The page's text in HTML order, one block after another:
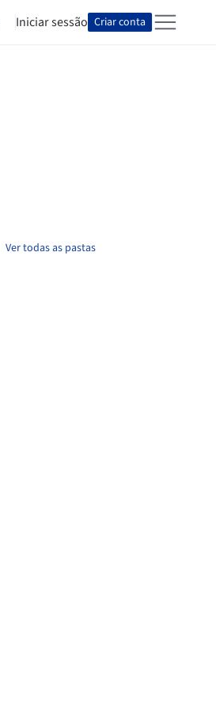
Iniciar sessão Criar conta
Ver todas as pastas